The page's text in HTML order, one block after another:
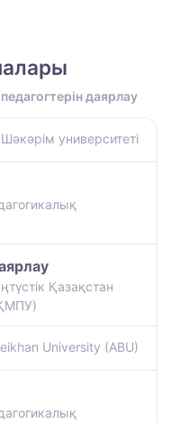
даярлау
Шәкәрім университеті
Қазақстан
University (ABU)